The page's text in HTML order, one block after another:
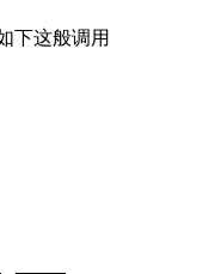
下这般调用